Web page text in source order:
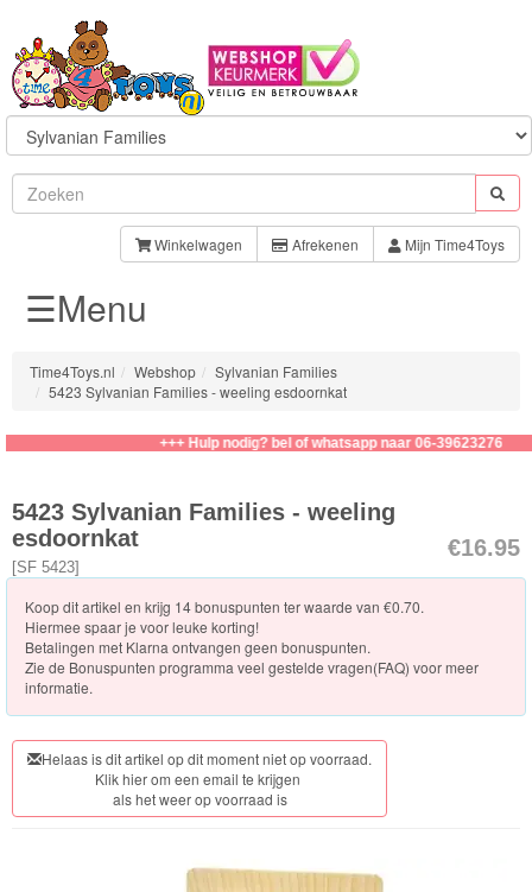
Winkelwagen Afrekenen Mijn Time4Toys
Sylvanian
Families
Families
Baby
Kapsalon
School/Kinderopvang
Vakantie
Winkels
Dokter/Tandarts
Meubels
en
Accessoires
☰Menu
Time4Toys.nl Webshop
Sylvanian Families
5423 Sylvanian Families - weeling esdoornkat
+++ Hulp nodig? bel of whatsapp naar 06-39623276
€16.95
5423 Sylvanian Families - weeling
esdoornkat
[SF 5423]
Koop dit artikel en krijg 14 bonuspunten ter waarde van €0.70.
Hiermee spaar je voor leuke korting!
Betalingen met Klarna ontvangen geen bonuspunten.
Zie de Bonuspunten programma veel gestelde vragen(FAQ) voor meer
informatie.
Helaas is dit artikel op dit moment niet op voorraad.
Klik hier om een email te krijgen
als het weer op voorraad is